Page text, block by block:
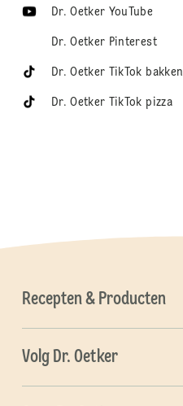
Dr. Oetker YouTube
Dr. Oetker Pinterest
Dr. Oetker TikTok bakken
Dr. Oetker TikTok pizza
Recepten & Producten
Volg Dr. Oetker